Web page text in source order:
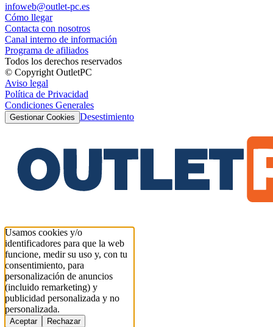
infoweb@outlet-pc.es
Cómo llegar
Contacta con nosotros
Canal interno de información
Programa de afiliados
Todos los derechos reservados
© Copyright OutletPC
Aviso legal
Política de Privacidad
Condiciones Generales
Gestionar Cookies Desestimiento
Usamos cookies y/o
identificadores para que la web
funcione, medir su uso y, con tu
consentimiento, para
personalización de anuncios
(incluido remarketing) y
publicidad personalizada y no
personalizada.
Aceptar
Rechazar